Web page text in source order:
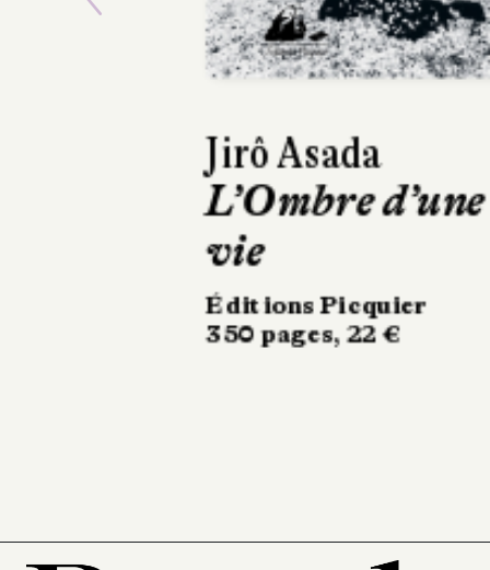
David Foster
Wallace, Mark
Costello
Rappeurs de
sens
Previous